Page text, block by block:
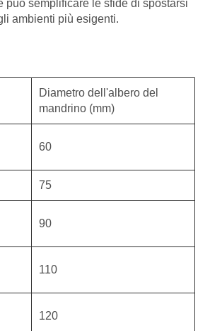
può semplificare le sfide di spostarsi
ambienti più esigenti.
Diametro dell'albero del
mandrino (mm)
60
75
90
110
120